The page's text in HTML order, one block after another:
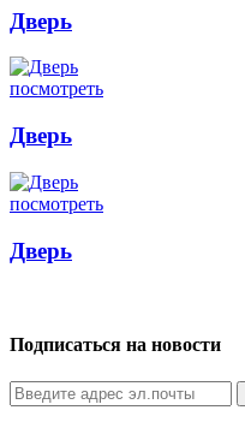
Дверь
посмотреть
Дверь
посмотреть
Дверь
Подписаться на новости